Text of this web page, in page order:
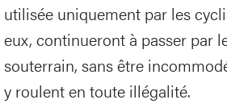
utilisée uniquement par les
eux, continueront à passer par
souterrain, sans être
y roulent en toute illégalité.